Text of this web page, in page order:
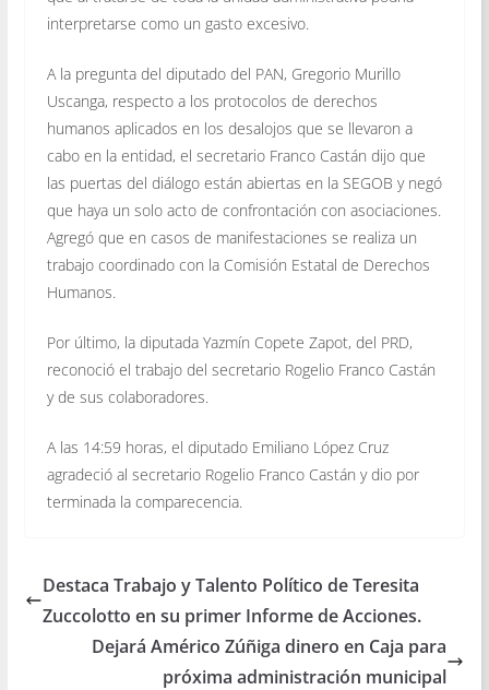
interpretarse como un gasto excesivo.
A la pregunta del diputado del PAN, Gregorio Murillo
Uscanga, respecto a los protocolos de derechos
humanos aplicados en los desalojos que se llevaron a
cabo en la entidad, el secretario Franco Castán dijo que
las puertas del diálogo están abiertas en la SEGOB y negó
que haya un solo acto de confrontación con asociaciones.
Agregó que en casos de manifestaciones se realiza un
trabajo coordinado con la Comisión Estatal de Derechos
Humanos.
Por último, la diputada Yazmín Copete Zapot, del PRD,
reconoció el trabajo del secretario Rogelio Franco Castán
y de sus colaboradores.
A las 14:59 horas, el diputado Emiliano López Cruz
agradeció al secretario Rogelio Franco Castán y dio por
terminada la comparecencia.
Destaca Trabajo y Talento Político de Teresita
Zuccolotto en su primer Informe de Acciones.
Dejará Américo Zúñiga dinero en Caja para
próxima administración municipal